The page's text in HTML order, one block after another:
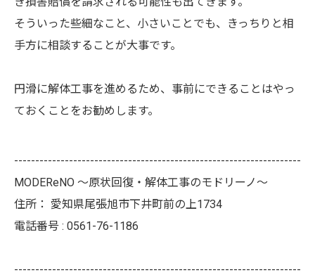
そういった些細なこと、小さいことでも、きっちりと相
手方に相談することが大事です。
円滑に解体工事を進めるため、事前にできることはやっ
ておくことをお勧めします。
--------------------------------------------------------------------
MODEReNO ～原状回復・解体工事のモドリーノ～
住所： 愛知県尾張旭市下井町前の上1734
電話番号 : 0561-76-1186
--------------------------------------------------------------------